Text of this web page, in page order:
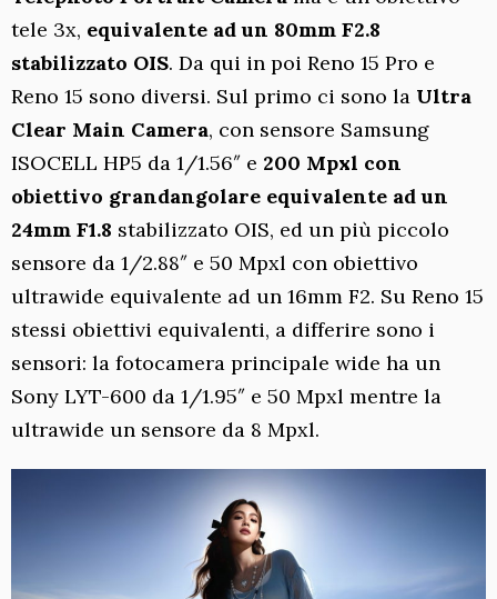
tele 3x, equivalente ad un 80mm F2.8
stabilizzato OIS. Da qui in poi Reno 15 Pro e
Reno 15 sono diversi. Sul primo ci sono la Ultra
Clear Main Camera, con sensore Samsung
ISOCELL HP5 da 1/1.56″ e 200 Mpxl con
obiettivo grandangolare equivalente ad un
24mm F1.8 stabilizzato OIS, ed un più piccolo
sensore da 1/2.88″ e 50 Mpxl con obiettivo
ultrawide equivalente ad un 16mm F2. Su Reno 15
stessi obiettivi equivalenti, a differire sono i
sensori: la fotocamera principale wide ha un
Sony LYT-600 da 1/1.95″ e 50 Mpxl mentre la
ultrawide un sensore da 8 Mpxl.